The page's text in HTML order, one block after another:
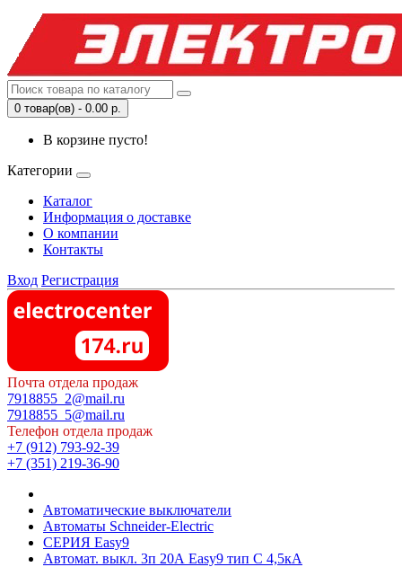
0 товар(ов) - 0.00 р.
В корзине пусто!
Категории
Каталог
Информация о доставке
О компании
Контакты
Вход Регистрация
Почта отдела продаж
7918855_2@mail.ru
7918855_5@mail.ru
Телефон отдела продаж
+7 (912) 793-92-39
+7 (351) 219-36-90
Автоматические выключатели
Автоматы Schneider-Electric
СЕРИЯ Easy9
Автомат. выкл. 3п 20А Easy9 тип С 4,5кА